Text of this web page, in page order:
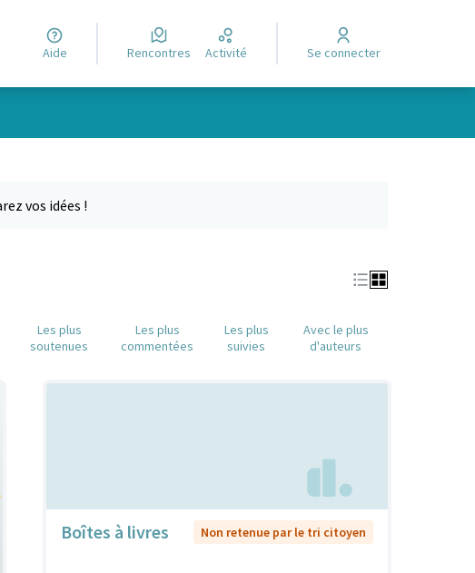
Aide Rencontres Activité Se connecter
vos idées !
Les plus
soutenues
Les plus
commentées
Les plus
suivies
Avec le plus
d'auteurs
Boîtes à livres Non retenue par le tri citoyen